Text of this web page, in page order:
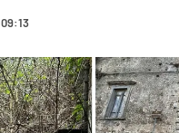
09:13